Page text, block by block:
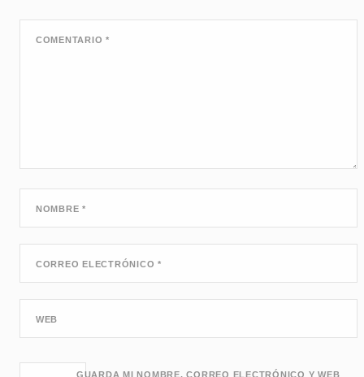
COMENTARIO*
NOMBRE*
CORREO ELECTRÓNICO*
WEB
GUARDA MI NOMBRE, CORREO ELECTRÓNICO Y WEB